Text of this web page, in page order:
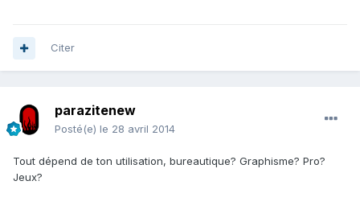
Citer
parazitenew
Posté(e) le 28 avril 2014
Tout dépend de ton utilisation, bureautique? Graphisme? Pro?
Jeux?